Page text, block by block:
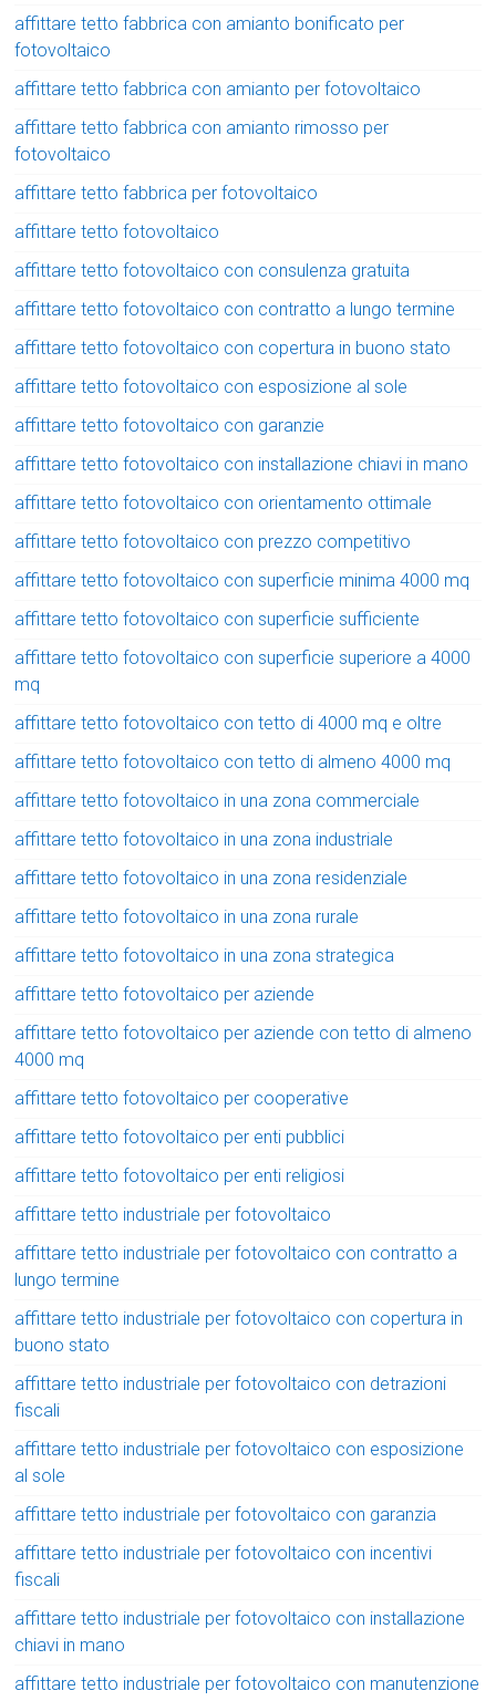
affittare tetto fabbrica con amianto bonificato per
fotovoltaico
affittare tetto fabbrica con amianto per fotovoltaico
affittare tetto fabbrica con amianto rimosso per
fotovoltaico
affittare tetto fabbrica per fotovoltaico
affittare tetto fotovoltaico
affittare tetto fotovoltaico con consulenza gratuita
affittare tetto fotovoltaico con contratto a lungo termine
affittare tetto fotovoltaico con copertura in buono stato
affittare tetto fotovoltaico con esposizione al sole
affittare tetto fotovoltaico con garanzie
affittare tetto fotovoltaico con installazione chiavi in mano
affittare tetto fotovoltaico con orientamento ottimale
affittare tetto fotovoltaico con prezzo competitivo
affittare tetto fotovoltaico con superficie minima 4000 mq
affittare tetto fotovoltaico con superficie sufficiente
affittare tetto fotovoltaico con superficie superiore a 4000
mq
affittare tetto fotovoltaico con tetto di 4000 mq e oltre
affittare tetto fotovoltaico con tetto di almeno 4000 mq
affittare tetto fotovoltaico in una zona commerciale
affittare tetto fotovoltaico in una zona industriale
affittare tetto fotovoltaico in una zona residenziale
affittare tetto fotovoltaico in una zona rurale
affittare tetto fotovoltaico in una zona strategica
affittare tetto fotovoltaico per aziende
affittare tetto fotovoltaico per aziende con tetto di almeno
4000 mq
affittare tetto fotovoltaico per cooperative
affittare tetto fotovoltaico per enti pubblici
affittare tetto fotovoltaico per enti religiosi
affittare tetto industriale per fotovoltaico
affittare tetto industriale per fotovoltaico con contratto a
lungo termine
affittare tetto industriale per fotovoltaico con copertura in
buono stato
affittare tetto industriale per fotovoltaico con detrazioni
fiscali
affittare tetto industriale per fotovoltaico con esposizione
al sole
affittare tetto industriale per fotovoltaico con garanzia
affittare tetto industriale per fotovoltaico con incentivi
fiscali
affittare tetto industriale per fotovoltaico con installazione
chiavi in mano
affittare tetto industriale per fotovoltaico con manutenzione